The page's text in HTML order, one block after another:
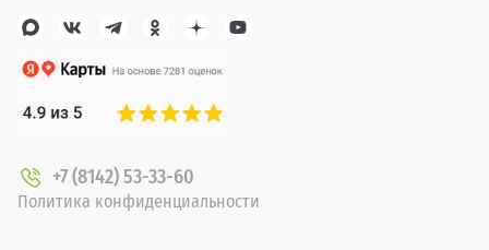
+7 (8142) 53-33-60
Политика конфиденциальности